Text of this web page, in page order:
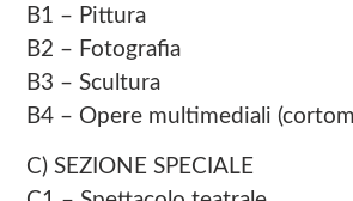
B1 – Pittura
B2 – Fotografia
B3 – Scultura
B4 – Opere multimediali
C) SEZIONE SPECIALE